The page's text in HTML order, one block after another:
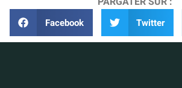
Facebook Twitter